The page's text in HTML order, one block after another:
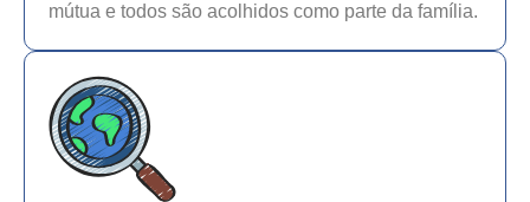
mútua e todos são acolhidos como parte da família.